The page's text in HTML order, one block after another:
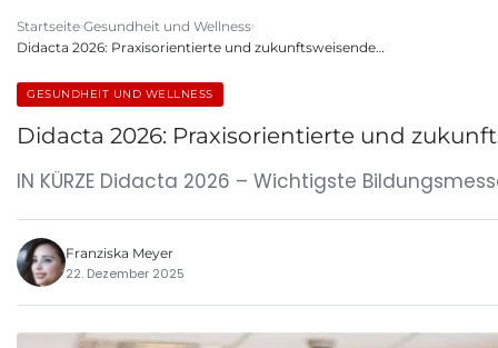
Startseite Gesundheit und Wellness
Didacta 2026: Praxisorientierte und zukunftsweisende…
GESUNDHEIT UND WELLNESS
Didacta 2026: Praxisorientierte und
IN KÜRZE Didacta 2026 – Wichtigste
Franziska Meyer
22. Dezember 2025